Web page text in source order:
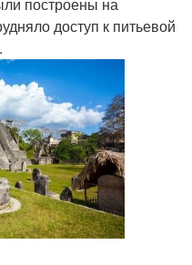
доступ к питьевой